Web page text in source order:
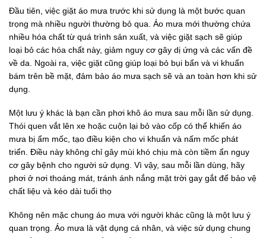
Đầu tiên, việc giặt áo mưa trước khi sử dụng là một bước quan
trọng mà nhiều người thường bỏ qua. Áo mưa mới thường chứa
nhiều hóa chất từ quá trình sản xuất, và việc giặt sạch sẽ giúp
loại bỏ các hóa chất này, giảm nguy cơ gây dị ứng và các vấn đề
về da. Ngoài ra, việc giặt cũng giúp loại bỏ bụi bẩn và vi khuẩn
bám trên bề mặt, đảm bảo áo mưa sạch sẽ và an toàn hơn khi sử
dụng.
Một lưu ý khác là bạn cần phơi khô áo mưa sau mỗi lần sử dụng.
Thói quen vắt lên xe hoặc cuộn lại bỏ vào cốp có thể khiến áo
mưa bị ẩm mốc, tạo điều kiện cho vi khuẩn và nấm mốc phát
triển. Điều này không chỉ gây mùi khó chịu mà còn tiềm ẩn nguy
cơ gây bệnh cho người sử dụng. Vì vậy, sau mỗi lần dùng, hãy
phơi ở nơi thoáng mát, tránh ánh nắng mặt trời gay gắt để bảo vệ
chất liệu và kéo dài tuổi thọ
Không nên mặc chung áo mưa với người khác cũng là một lưu ý
quan trọng. Áo mưa là vật dụng cá nhân, và việc sử dụng chung